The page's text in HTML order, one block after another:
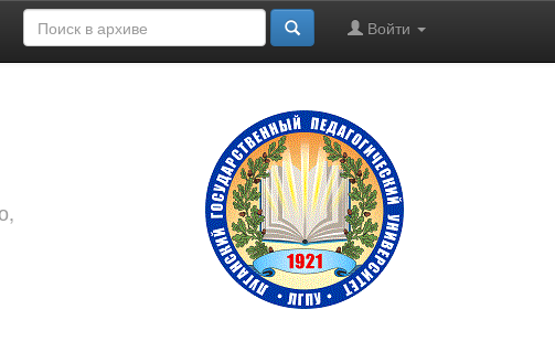
Войти